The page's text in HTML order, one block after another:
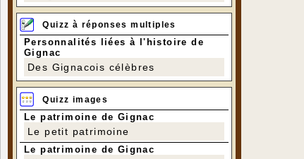
Quizz à réponses multiples
Personnalités liées à l'histoire de
Gignac
Des Gignacois célèbres
Quizz images
Le patrimoine de Gignac
Le petit patrimoine
Le patrimoine de Gignac